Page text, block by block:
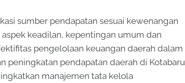
sumber pendapatan sesuai kewenangan
keadilan, kepentingan umum dan
pengelolaan keuangan daerah dalam
peningkatan pendapatan daerah di Kotabaru
manajemen tata kelola